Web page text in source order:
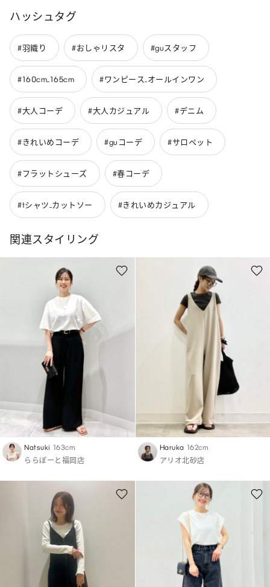
ハッシュタグ
#羽織り #おしゃリスタ #guスタッフ
#160cm_165cm #ワンピース_オールインワン
#大人コーデ #大人カジュアル #デニム
#きれいめコーデ #guコーデ #サロペット
#フラットシューズ #春コーデ
#tシャツ_カットソー #きれいめカジュアル
関連スタイリング
Natsuki 163cm
ららぽーと福岡店
Haruka 162cm
アリオ北砂店